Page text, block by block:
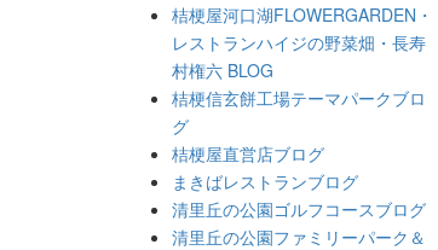
桔梗屋河口湖FLOWERGARDEN・
レストランハイジの野菜畑・長寿
村権六 BLOG
桔梗信玄餅工場テーマパークブロ
グ
桔梗屋直営店ブログ
まきばレストランブログ
清里丘の公園ゴルフコースブログ
清里丘の公園ファミリーパーク＆